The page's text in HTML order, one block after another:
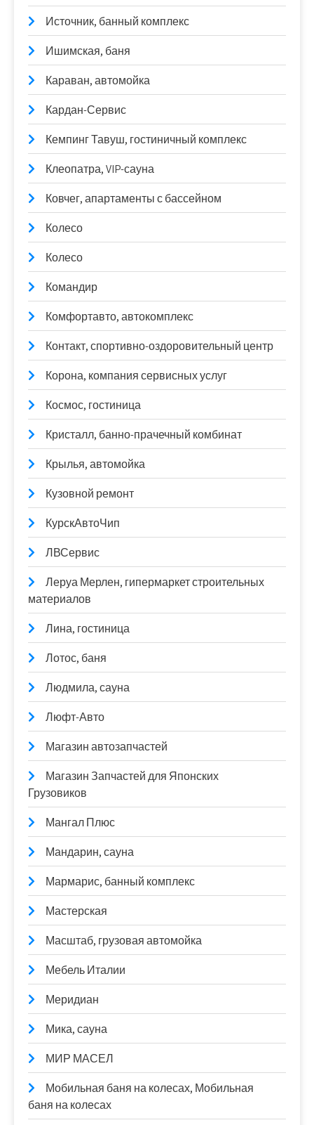
Источник, банный комплекс
Ишимская, баня
Караван, автомойка
Кардан-Сервис
Кемпинг Тавуш, гостиничный комплекс
Клеопатра, VIP-сауна
Ковчег, апартаменты с бассейном
Колесо
Колесо
Командир
Комфортавто, автокомплекс
Контакт, спортивно-оздоровительный центр
Корона, компания сервисных услуг
Космос, гостиница
Кристалл, банно-прачечный комбинат
Крылья, автомойка
Кузовной ремонт
КурскАвтоЧип
ЛВСервис
Леруа Мерлен, гипермаркет строительных
материалов
Лина, гостиница
Лотос, баня
Людмила, сауна
Люфт-Авто
Магазин автозапчастей
Магазин Запчастей для Японских
Грузовиков
Мангал Плюс
Мандарин, сауна
Мармарис, банный комплекс
Мастерская
Масштаб, грузовая автомойка
Мебель Италии
Меридиан
Мика, сауна
МИР МАСЕЛ
Мобильная баня на колесах, Мобильная
баня на колесах